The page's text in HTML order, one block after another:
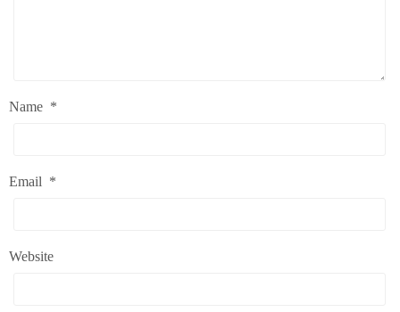
Name *
Email *
Website